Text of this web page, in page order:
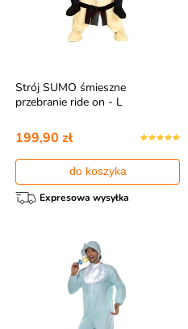
Strój SUMO śmieszne
przebranie ride on - L
199,90 zł
do koszyka
Expresowa wysyłka